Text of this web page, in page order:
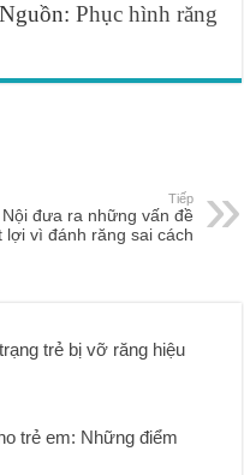
Nguồn: Phục hình răng
Tiếp
Nội đưa ra những vấn đề
lợi vì đánh răng sai cách
trẻ bị vỡ răng hiệu
trẻ em: Những điểm